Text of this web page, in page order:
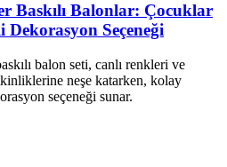
Baskılı Balonlar: Çocuklar
Seçeneği
balon seti, canlı renkleri ve
neşe katarken, kolay
seçeneği sunar.